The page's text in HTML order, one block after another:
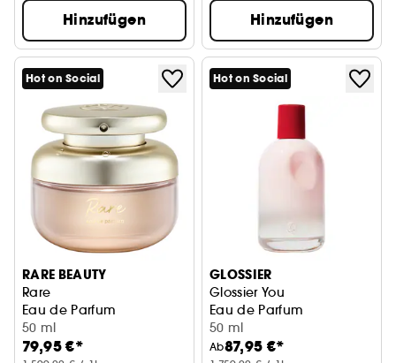
Hinzufügen Hinzufügen
Hot on Social
RARE BEAUTY
Rare
Eau de Parfum
50 ml
79,95 €*
Hot on Social
GLOSSIER
Glossier You
Eau de Parfum
50 ml
Ab87,95 €*